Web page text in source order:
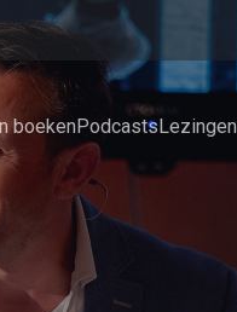
boekenPodcastsLezingen